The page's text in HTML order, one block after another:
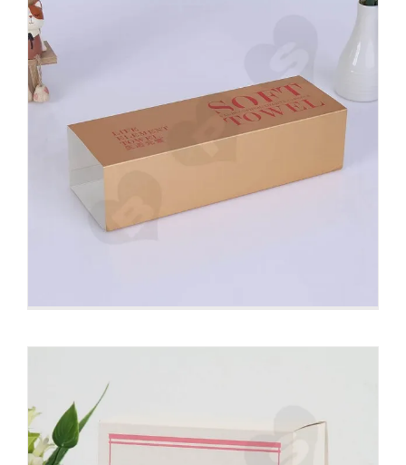
Cadeauverpakking op maat
voor Valentijnsdag
Doosmouwen